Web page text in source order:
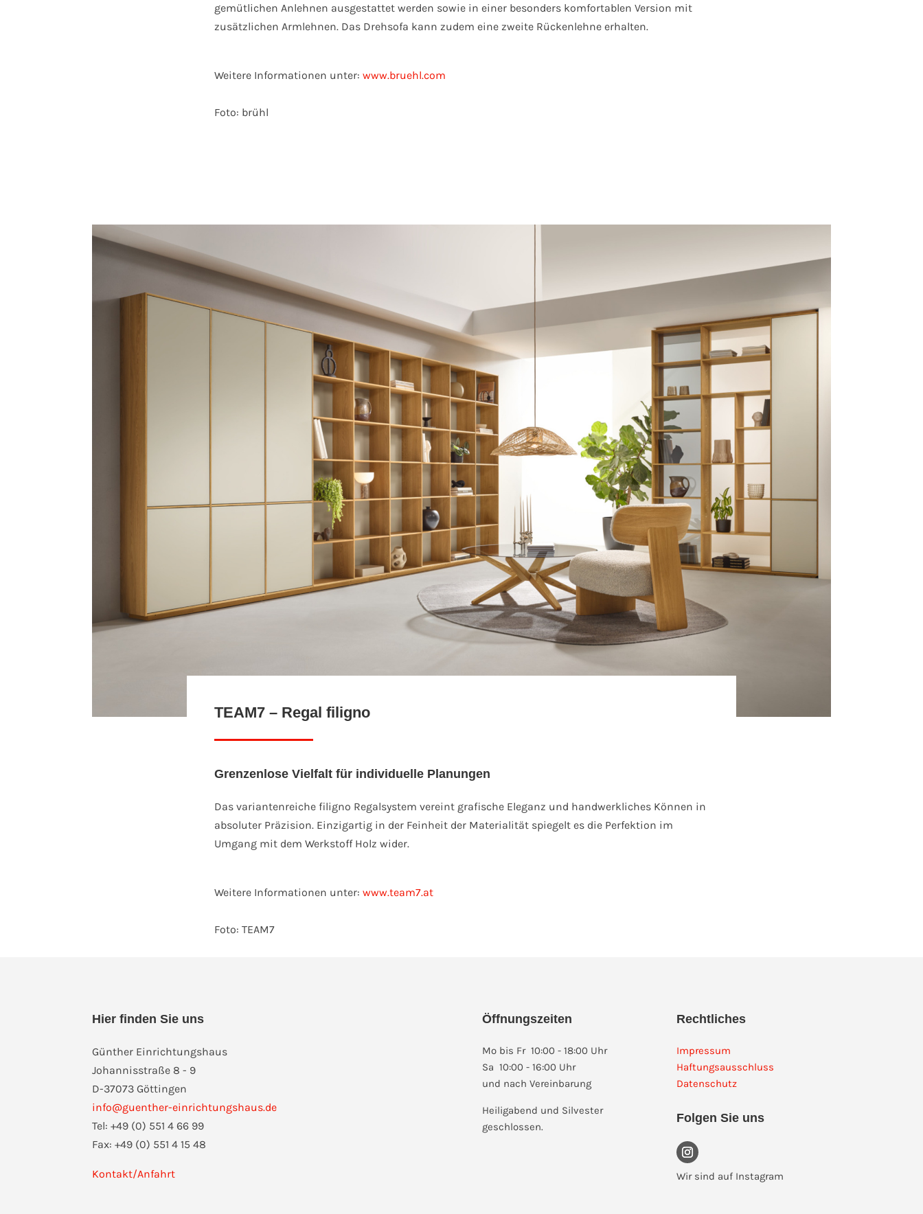
gemütlichen Anlehnen ausgestattet werden sowie in einer besonders komfortablen Version mit
zusätzlichen Armlehnen. Das Drehsofa kann zudem eine zweite Rückenlehne erhalten.
Weitere Informationen unter: www.bruehl.com
Foto: brühl
TEAM7 – Regal filigno
Grenzenlose Vielfalt für individuelle Planungen
Das variantenreiche filigno Regalsystem vereint grafische Eleganz und handwerkliches Können in
absoluter Präzision. Einzigartig in der Feinheit der Materialität spiegelt es die Perfektion im
Umgang mit dem Werkstoff Holz wider.
Weitere Informationen unter: www.team7.at
Foto: TEAM7
Hier finden Sie uns
Günther Einrichtungshaus
Johannisstraße 8 - 9
D-37073 Göttingen
info@guenther-einrichtungshaus.de
Tel: +49 (0) 551 4 66 99
Fax: +49 (0) 551 4 15 48
Kontakt/Anfahrt
Öffnungszeiten
Mo bis Fr 10:00 - 18:00 Uhr
Sa 10:00 - 16:00 Uhr
und nach Vereinbarung
Heiligabend und Silvester
geschlossen.
Rechtliches
Impressum
Haftungsausschluss
Datenschutz
Folgen Sie uns
Wir sind auf Instagram